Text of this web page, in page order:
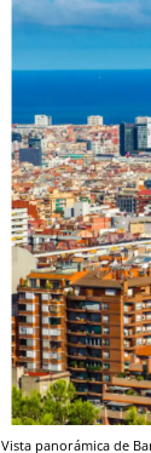
Vista panorámica de